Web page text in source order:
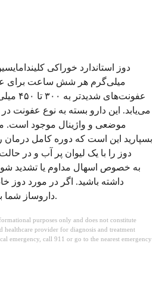
میلی‌گرم هر شش ساعت برای
می‌یابد. این دارو بسته به نوع عفونت
موضعی و واژینال موجود است.
بسپارید این است که دوره کامل
دوز را با یک لیوان پر آب و در
داشته باشید. اگر در مورد دوز
داروساز شما بهترین فرد برای پرسیدن است.
purposes only and does not constitute
healthcare provider for diagnosis and treatment
emergency, call 911 or go to the nearest emergency